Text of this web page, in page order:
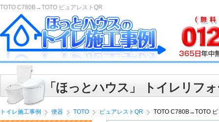
TOTO C780B→TOTO ピュアレストQR
「ほっとハウス」 トイレリフ
トイレ施工事例 便器 TOTO ピュアレストQR TOTO C780B→TOTO